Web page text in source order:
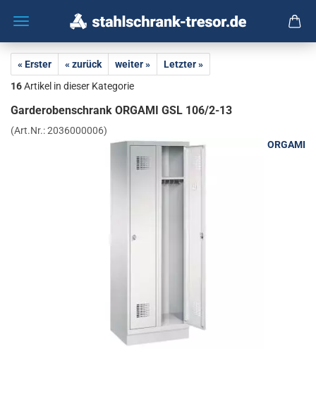
« Erster « zurück weiter »
Letzter »
16Artikel in dieser Kategorie
Gar­de­ro­ben­schrank OR­GA­MI GSL 106/2-13
(Art.Nr.:2036000006)
ORGAMI